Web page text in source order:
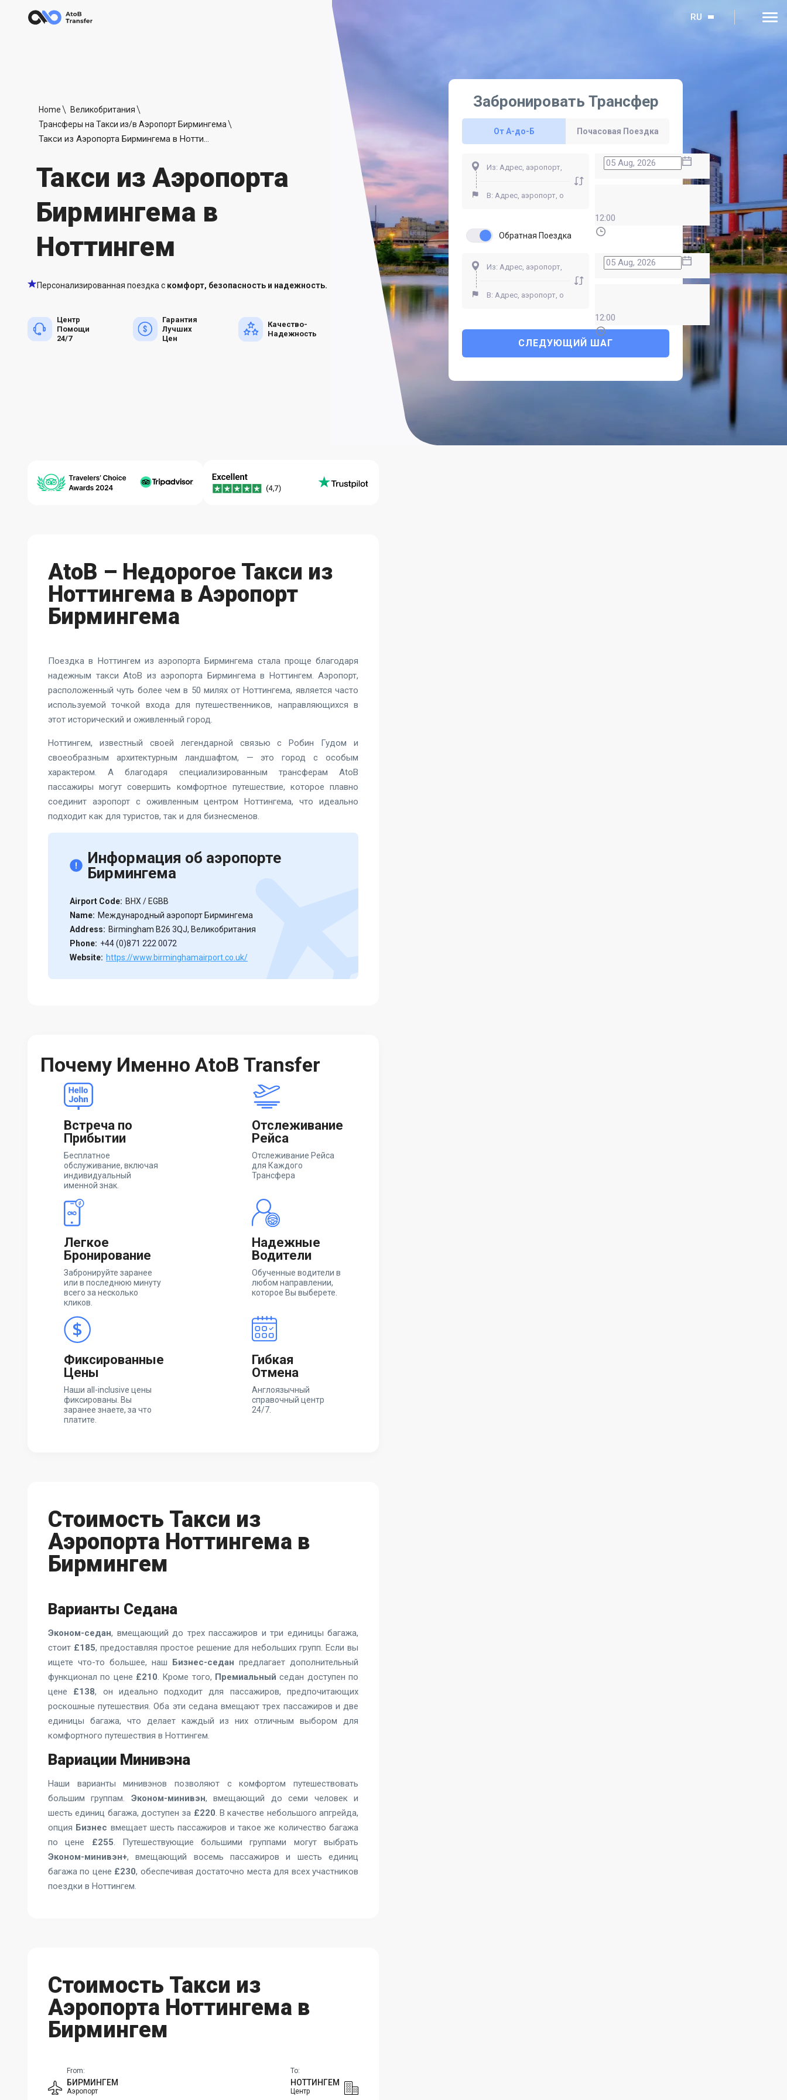
RU
Home
Великобритания
Трансферы на Такси из/в Аэропорт Бирмингема
Такси из Аэропорта
Бирмингема в
Ноттингем
Персонализированная поездка с комфорт, безопасность и надежность.
Центр
Помощи
24/7
Гарантия
Лучших
Цен
Качество-
Надежность
Забронировать Трансфер
От A-до-Б Почасовая Поездка
12:00
Обратная Поездка
12:00
СЛЕДУЮЩИЙ ШАГ
AtoB – Недорогое Такси из
Ноттингема в Аэропорт
Бирмингема
Поездка в Ноттингем из аэропорта Бирмингема стала проще благодаря
надежным такси AtoB из аэропорта Бирмингема в Ноттингем. Аэропорт,
расположенный чуть более чем в 50 милях от Ноттингема, является часто
используемой точкой входа для путешественников, направляющихся в
этот исторический и оживленный город.
Ноттингем, известный своей легендарной связью с Робин Гудом и
своеобразным архитектурным ландшафтом, — это город с особым
характером. А благодаря специализированным трансферам AtoB
пассажиры могут совершить комфортное путешествие, которое плавно
соединит аэропорт с оживленным центром Ноттингема, что идеально
подходит как для туристов, так и для бизнесменов.
Информация об аэропорте
Бирмингема
Airport Code: BHX / EGBB
Name: Международный аэропорт Бирмингема
Address: Birmingham B26 3QJ, Великобритания
Phone: +44 (0)871 222 0072
Website: https://www.birminghamairport.co.uk/
Почему Именно AtoB Transfer
Встреча по
Прибытии
Бесплатное
обслуживание, включая
индивидуальный
именной знак.
Отслеживание
Рейса
Отслеживание Рейса
для Каждого
Трансфера
Легкое
Бронирование
Забронируйте заранее
или в последнюю минуту
всего за несколько
кликов.
Надежные
Водители
Обученные водители в
любом направлении,
которое Вы выберете.
Фиксированные
Цены
Наши all-inclusive цены
фиксированы. Вы
заранее знаете, за что
платите.
Гибкая
Отмена
Англоязычный
справочный центр
24/7.
Стоимость Такси из
Аэропорта Ноттингема в
Бирмингем
Варианты Седана
Эконом-седан, вмещающий до трех пассажиров и три единицы багажа,
стоит £185, предоставляя простое решение для небольших групп. Если вы
ищете что-то большее, наш Бизнес-седан предлагает дополнительный
функционал по цене £210. Кроме того, Премиальный седан доступен по
цене £138, он идеально подходит для пассажиров, предпочитающих
роскошные путешествия. Оба эти седана вмещают трех пассажиров и две
единицы багажа, что делает каждый из них отличным выбором для
комфортного путешествия в Ноттингем.
Вариации Минивэна
Наши варианты минивэнов позволяют с комфортом путешествовать
большим группам. Эконом-минивэн, вмещающий до семи человек и
шесть единиц багажа, доступен за £220. В качестве небольшого апгрейда,
опция Бизнес вмещает шесть пассажиров и такое же количество багажа
по цене £255. Путешествующие большими группами могут выбрать
Эконом-минивэн+, вмещающий восемь пассажиров и шесть единиц
багажа по цене £230, обеспечивая достаточно места для всех участников
поездки в Ноттингем.
Стоимость Такси из
Аэропорта Ноттингема в
Бирмингем
From:
БИРМИНГЕМ
Аэропорт
To:
НОТТИНГЕМ
Центр